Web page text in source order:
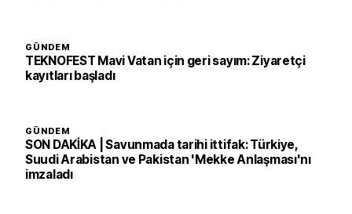
GÜNDEM
TEKNOFEST Mavi Vatan için geri sayım: Ziyaretçi
kayıtları başladı
GÜNDEM
SON DAKİKA | Savunmada tarihi ittifak: Türkiye,
Suudi Arabistan ve Pakistan 'Mekke Anlaşması'nı
imzaladı